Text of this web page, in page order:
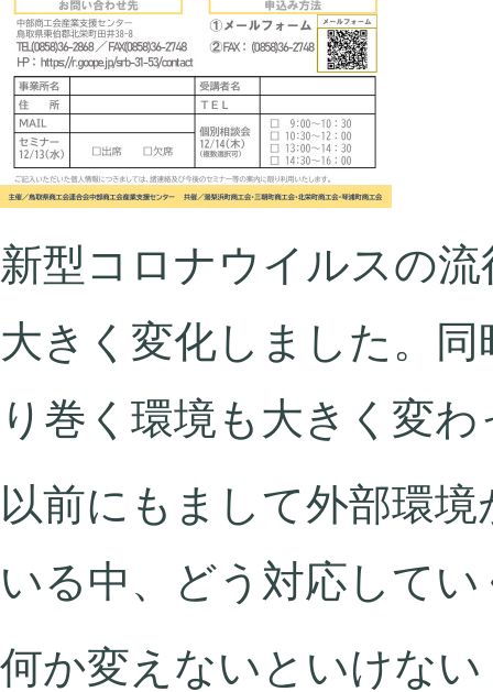
新型コロナウイルスの
大きく変化しました。
り巻く環境も大きく変
以前にもまして外部環
いる中、どう対応して
何か変えないといけな